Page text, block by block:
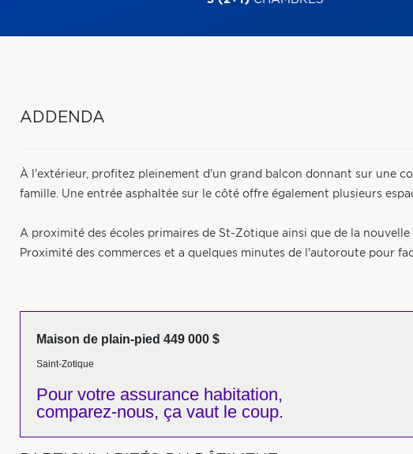
ADDENDA
À l'extérieur, profitez pleinement d'un grand balcon donnant sur une
famille. Une entrée asphaltée sur le côté offre également plusieurs
A proximité des écoles primaires de St-Zotique ainsi que de la
Proximité des commerces et a quelques minutes de l'autoroute pour
Maison de plain-pied 449 000 $
Saint-Zotique
Pour votre assurance habitation,
comparez-nous, ça vaut le coup.